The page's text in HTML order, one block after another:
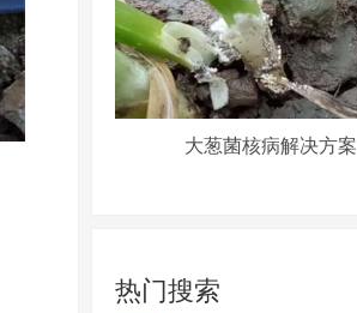
大葱菌核病解决方案
热门搜索